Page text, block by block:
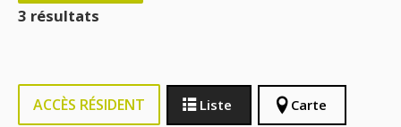
3 résultats
ACCÈS RÉSIDENT Liste Carte